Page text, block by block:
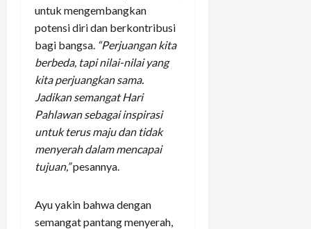
untuk mengembangkan
potensi diri dan berkontribusi
bagi bangsa. “Perjuangan kita
berbeda, tapi nilai-nilai yang
kita perjuangkan sama.
Jadikan semangat Hari
Pahlawan sebagai inspirasi
untuk terus maju dan tidak
menyerah dalam mencapai
tujuan,”pesannya.
Ayu yakin bahwa dengan
semangat pantang menyerah,